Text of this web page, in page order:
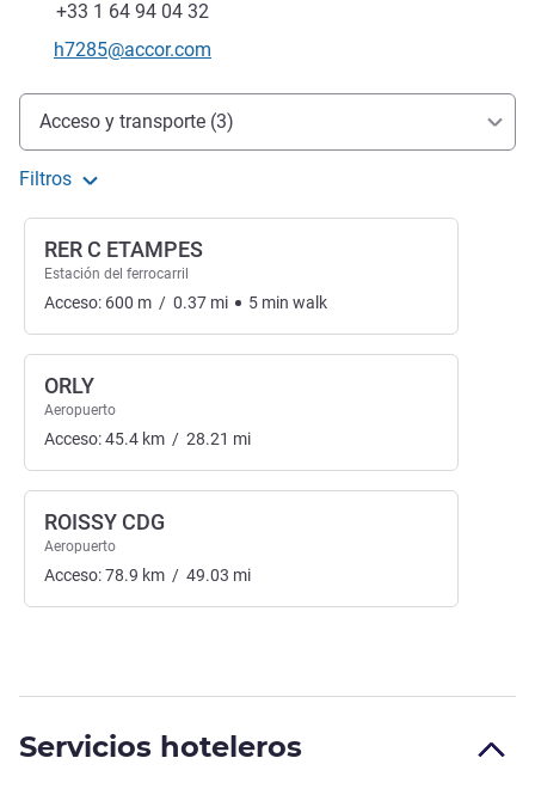
Fax
+33 1 64 94 04 32
Correo electrónico de contacto
h7285@accor.com
Acceso y transporte
Acceso y transporte (3)
Filtros
RER C ETAMPES
Estación del ferrocarril
Acceso: 600 m / 0.37 mi 5 min walk
ORLY
Aeropuerto
Acceso:45.4 km / 28.21 mi
ROISSY CDG
Aeropuerto
Acceso:78.9 km / 49.03 mi
Servicios hoteleros